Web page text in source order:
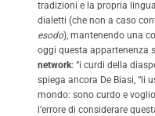
tradizioni e la propria
dialetti (che non a caso
esodo), mantenendo una
oggi questa appartenenza
network: “i curdi della
spiega ancora De Biasi, “li
mondo: sono curdo e
l’errore di considerare